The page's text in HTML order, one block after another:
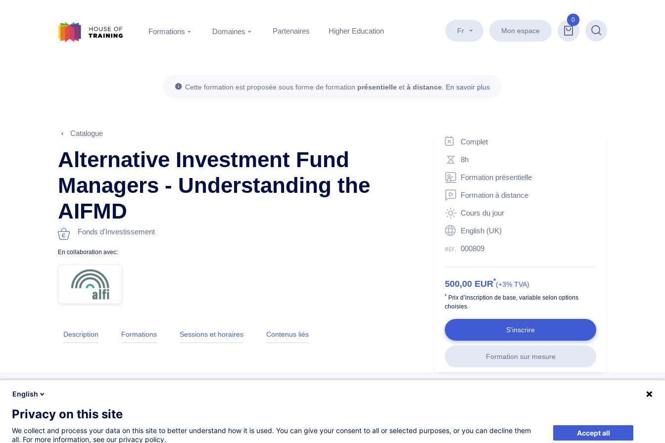
Fr Mon espace
0
Recherche
Formations Domaines Partenaires Higher Education
Cette formation est proposée sous forme de formation présentielle et à distance En savoir plus
Catalogue
Alternative Investment Fund
Managers - Understanding the
AIFMD
Fonds d'Investissement
En collaboration avec:
Description Formations Sessions et horaires Contenus liés
Complet
8h
Formation présentielle
Formation à distance
Cours du jour
English (UK)
000809
500,00 EUR*(+3% TVA)
* Prix d’inscription de base, variable selon options
choisies.
S'inscrire
Formation sur mesure
Description
English
Privacy on this site
We collect and process your data on this site to better understand how it is used. You can give your consent to all or selected purposes, or you can decline them
all. For more information, see our privacy policy.
Accept all